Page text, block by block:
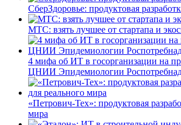
СберЗдоровье: продуктовая
МТС: взять лучшее от стартапа и
4 мифа об ИТ в госорганизации на
ЦНИИ Эпидемиологии
«Петрович-Тех»: продуктовая
мира